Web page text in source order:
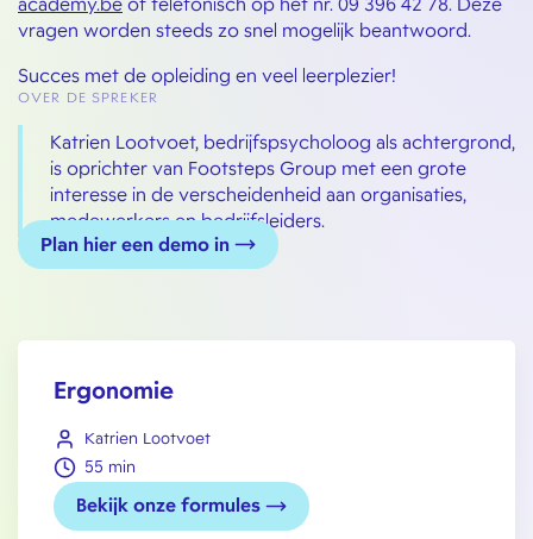
vragen worden steeds zo snel mogelijk beantwoord.
Succes met de opleiding en veel leerplezier!
OVER DE SPREKER
Katrien Lootvoet, bedrijfspsycholoog als achtergrond,
is oprichter van Footsteps Group met een grote
interesse in de verscheidenheid aan organisaties,
medewerkers en bedrijfsleiders.
Plan hier een demo in
Ergonomie
Katrien Lootvoet
55 min
Bekijk onze formules